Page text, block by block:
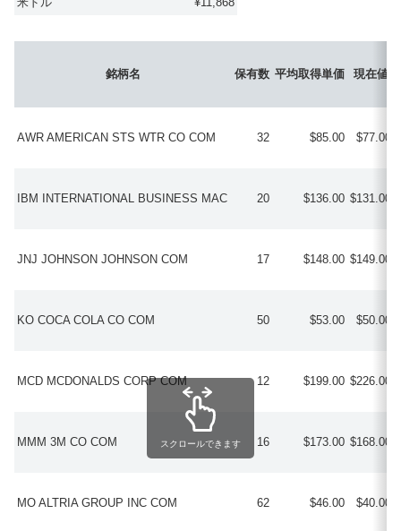
銘柄名 保有数 平均取得単価 現在値
AWR AMERICAN STS WTR CO COM 32 $85.00 $77.00
IBM INTERNATIONAL BUSINESS MAC 20 $136.00 $131.00
JNJ JOHNSON JOHNSON COM 17 $148.00 $149.00
KO COCA COLA CO COM 50 $53.00 $50.00
MCD MCDONALDS CORP COM 12 $199.00 $226.00
MMM 3M CO COM 16 $173.00 $168.00
MO ALTRIA GROUP INC COM 62 $46.00 $40.00
スクロールできます